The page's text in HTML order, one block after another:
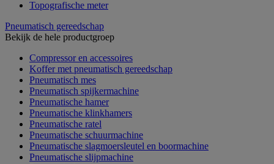
Topografische meter
Pneumatisch gereedschap
Bekijk de hele productgroep
Compressor en accessoires
Koffer met pneumatisch gereedschap
Pneumatisch mes
Pneumatisch spijkermachine
Pneumatische hamer
Pneumatische klinkhamers
Pneumatische ratel
Pneumatische schuurmachine
Pneumatische slagmoersleutel en boormachine
Pneumatische slijpmachine